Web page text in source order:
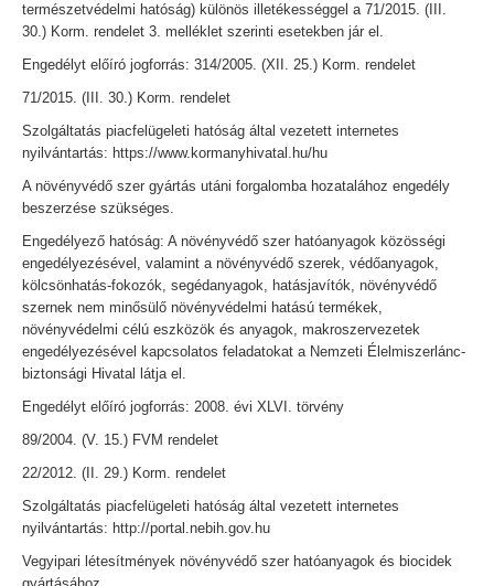
természetvédelmi hatóság) különös illetékességgel a 71/2015. (III.
30.) Korm. rendelet 3. melléklet szerinti esetekben jár el.
Engedélyt előíró jogforrás: 314/2005. (XII. 25.) Korm. rendelet
71/2015. (III. 30.) Korm. rendelet
Szolgáltatás piacfelügeleti hatóság által vezetett internetes
nyilvántartás: https://www.kormanyhivatal.hu/hu
A növényvédő szer gyártás utáni forgalomba hozatalához engedély
beszerzése szükséges.
Engedélyező hatóság: A növényvédő szer hatóanyagok közösségi
engedélyezésével, valamint a növényvédő szerek, védőanyagok,
kölcsönhatás-fokozók, segédanyagok, hatásjavítók, növényvédő
szernek nem minősülő növényvédelmi hatású termékek,
növényvédelmi célú eszközök és anyagok, makroszervezetek
engedélyezésével kapcsolatos feladatokat a Nemzeti Élelmiszerlánc-
biztonsági Hivatal látja el.
Engedélyt előíró jogforrás: 2008. évi XLVI. törvény
89/2004. (V. 15.) FVM rendelet
22/2012. (II. 29.) Korm. rendelet
Szolgáltatás piacfelügeleti hatóság által vezetett internetes
nyilvántartás: http://portal.nebih.gov.hu
Vegyipari létesítmények növényvédő szer hatóanyagok és biocidek